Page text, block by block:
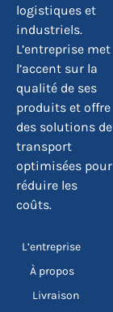
logistiques et
industriels.
L’entreprise met
l’accent sur la
qualité de ses
produits et offre
des solutions de
transport
optimisées pour
réduire les
coûts.
L’entreprise
À propos
Livraison